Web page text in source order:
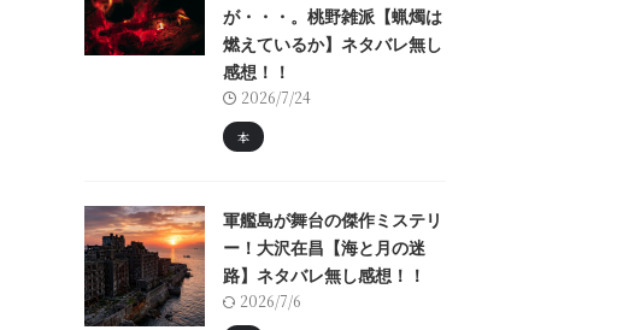
が・・・。桃野雑派【蝋燭は
燃えているか】ネタバレ無し
感想！！
2026/7/24
本
軍艦島が舞台の傑作ミステリ
ー！大沢在昌【海と月の迷
路】ネタバレ無し感想！！
2026/7/6